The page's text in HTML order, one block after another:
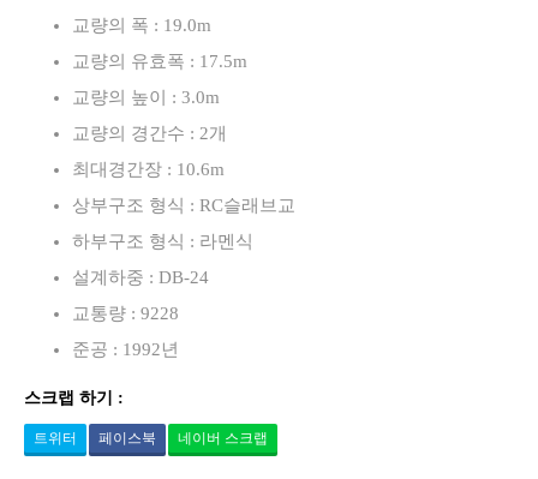
교량의 폭 : 19.0m
교량의 유효폭 : 17.5m
교량의 높이 : 3.0m
교량의 경간수 : 2개
최대경간장 : 10.6m
상부구조 형식 : RC슬래브교
하부구조 형식 : 라멘식
설계하중 : DB-24
교통량 : 9228
준공 : 1992년
스크랩 하기 :
트위터 페이스북 네이버 스크랩